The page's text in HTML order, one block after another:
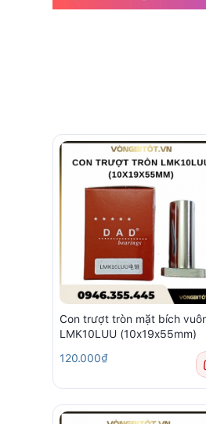
Con trượt tròn mặt bích
LMK10LUU (10x19x55mm)
120.000₫